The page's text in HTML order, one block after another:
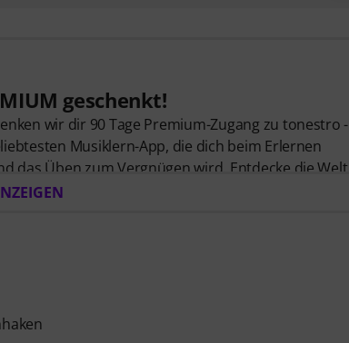
geschenkt!
wir dir 90 Tage Premium-Zugang zu tonestro -
Musiklern-App, die dich beim Erlernen
das Üben zum Vergnügen wird. Entdecke die Welt
für-Schritt-Lektionen